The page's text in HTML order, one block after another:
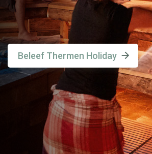
Beleef Thermen Holiday